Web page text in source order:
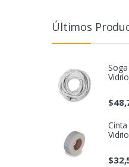
Últimos
$
Vidrio
$